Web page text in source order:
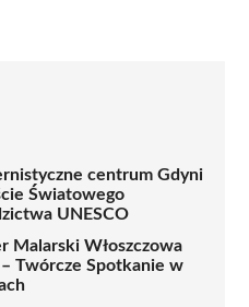
centrum Gdyni
Światowego
UNESCO
Malarski Włoszczowa
Twórcze Spotkanie w